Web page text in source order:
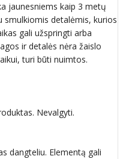
jaunesniems kaip 3 metų
smulkiomis detalėmis, kurios
gali užspringti arba
ir detalės nėra žaislo
turi būti nuimtos.
Nevalgyti.
dangteliu. Elementą gali